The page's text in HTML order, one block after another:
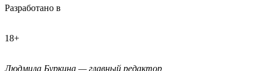
Разработано в
18+
Людмила Буркина — главный редактор